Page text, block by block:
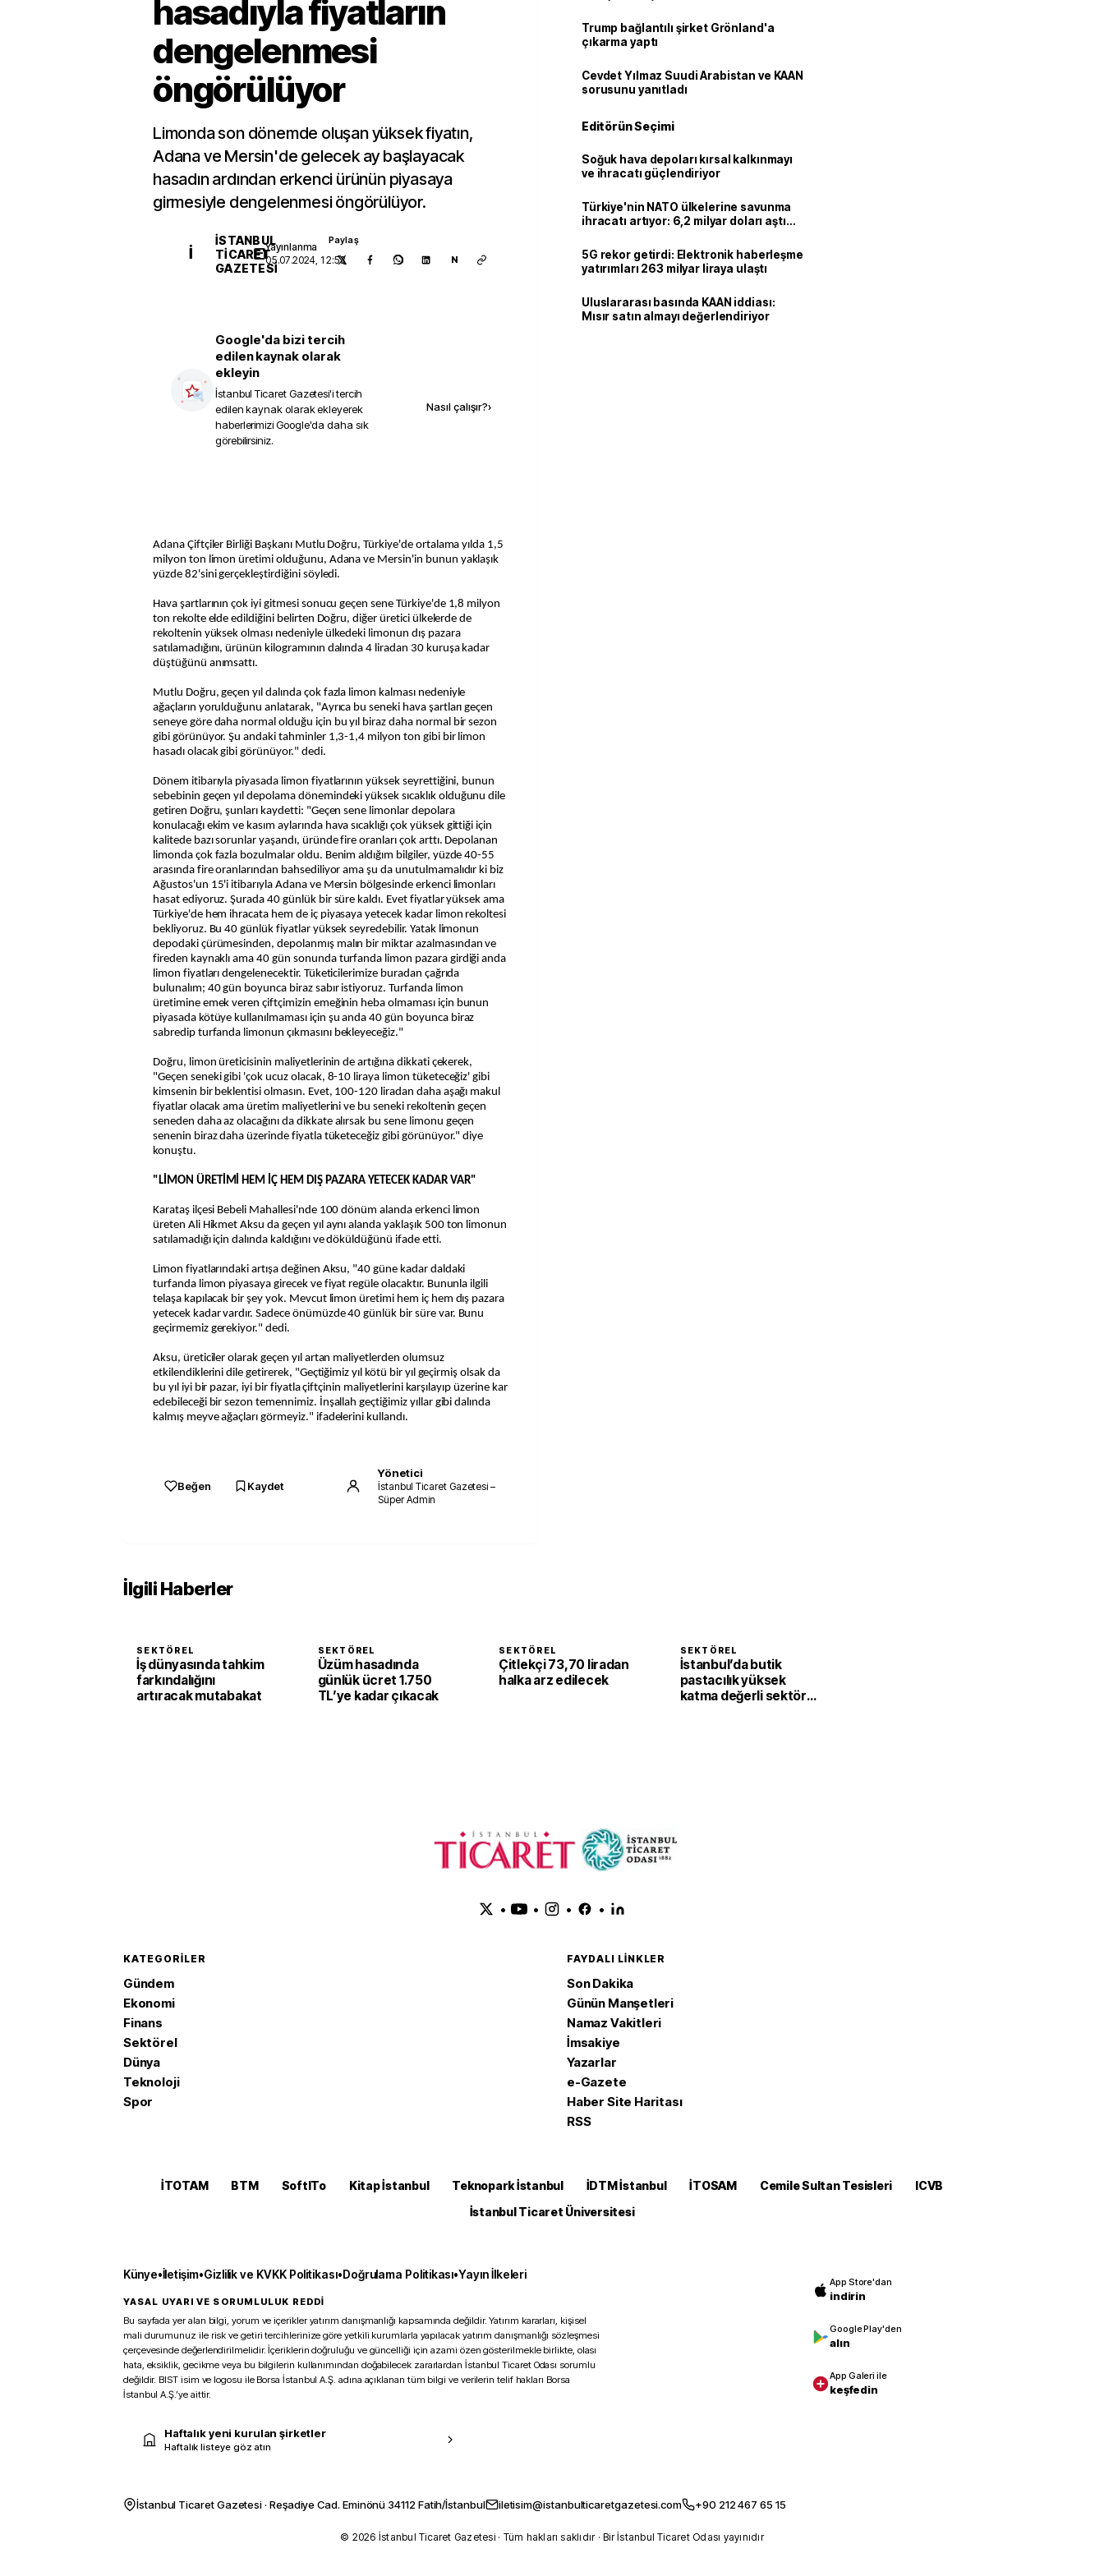
hasadıyla fiyatların
dengelenmesi
öngörülüyor
Limonda son dönemde oluşan yüksek fiyatın,
Adana ve Mersin'de gelecek ay başlayacak
hasadın ardından erkenci ürünün piyasaya
girmesiyle dengelenmesi öngörülüyor.
İ
İSTANBUL
TICARET
GAZETESI
Yayınlanma
05.07.2024, 12:53
Paylaş
N
Google'da bizi tercih
edilen kaynak olarak
ekleyin
İstanbul Ticaret Gazetesi'i tercih
edilen kaynak olarak ekleyerek
haberlerimizi Google'da daha sık
görebilirsiniz.
Nasıl çalışır?›
Adana Çiftçiler Birliği Başkanı Mutlu Doğru, Türkiye'de ortalama yılda 1,5
milyon ton limon üretimi olduğunu, Adana ve Mersin'in bunun yaklaşık
yüzde 82'sini gerçekleştirdiğini söyledi.
Hava şartlarının çok iyi gitmesi sonucu geçen sene Türkiye'de 1,8 milyon
ton rekolte elde edildiğini belirten Doğru, diğer üretici ülkelerde de
rekoltenin yüksek olması nedeniyle ülkedeki limonun dış pazara
satılamadığını, ürünün kilogramının dalında 4 liradan 30 kuruşa kadar
düştüğünü anımsattı.
Mutlu Doğru, geçen yıl dalında çok fazla limon kalması nedeniyle
ağaçların yorulduğunu anlatarak, "Ayrıca bu seneki hava şartları geçen
seneye göre daha normal olduğu için bu yıl biraz daha normal bir sezon
gibi görünüyor. Şu andaki tahminler 1,3-1,4 milyon ton gibi bir limon
hasadı olacak gibi görünüyor." dedi.
Dönem itibarıyla piyasada limon fiyatlarının yüksek seyrettiğini, bunun
sebebinin geçen yıl depolama dönemindeki yüksek sıcaklık olduğunu dile
getiren Doğru, şunları kaydetti: "Geçen sene limonlar depolara
konulacağı ekim ve kasım aylarında hava sıcaklığı çok yüksek gittiği için
kalitede bazı sorunlar yaşandı, üründe fire oranları çok arttı. Depolanan
limonda çok fazla bozulmalar oldu. Benim aldığım bilgiler, yüzde 40-55
arasında fire oranlarından bahsediliyor ama şu da unutulmamalıdır ki biz
Ağustos'un 15'i itibarıyla Adana ve Mersin bölgesinde erkenci limonları
hasat ediyoruz. Şurada 40 günlük bir süre kaldı. Evet fiyatlar yüksek ama
Türkiye'de hem ihracata hem de iç piyasaya yetecek kadar limon rekoltesi
bekliyoruz. Bu 40 günlük fiyatlar yüksek seyredebilir. Yatak limonun
depodaki çürümesinden, depolanmış malın bir miktar azalmasından ve
fireden kaynaklı ama 40 gün sonunda turfanda limon pazara girdiği anda
limon fiyatları dengelenecektir. Tüketicilerimize buradan çağrıda
bulunalım; 40 gün boyunca biraz sabır istiyoruz. Turfanda limon
üretimine emek veren çiftçimizin emeğinin heba olmaması için bunun
piyasada kötüye kullanılmaması için şu anda 40 gün boyunca biraz
sabredip turfanda limonun çıkmasını bekleyeceğiz."
Doğru, limon üreticisinin maliyetlerinin de artığına dikkati çekerek,
"Geçen seneki gibi 'çok ucuz olacak, 8-10 liraya limon tüketeceğiz' gibi
kimsenin bir beklentisi olmasın. Evet, 100-120 liradan daha aşağı makul
fiyatlar olacak ama üretim maliyetlerini ve bu seneki rekoltenin geçen
seneden daha az olacağını da dikkate alırsak bu sene limonu geçen
senenin biraz daha üzerinde fiyatla tüketeceğiz gibi görünüyor." diye
konuştu.
"LİMON ÜRETİMİ HEM İÇ HEM DIŞ PAZARA YETECEK KADAR VAR"
Karataş ilçesi Bebeli Mahallesi'nde 100 dönüm alanda erkenci limon
üreten Ali Hikmet Aksu da geçen yıl aynı alanda yaklaşık 500 ton limonun
satılamadığı için dalında kaldığını ve döküldüğünü ifade etti.
Limon fiyatlarındaki artışa değinen Aksu, "40 güne kadar daldaki
turfanda limon piyasaya girecek ve fiyat regüle olacaktır. Bununla ilgili
telaşa kapılacak bir şey yok. Mevcut limon üretimi hem iç hem dış pazara
yetecek kadar vardır. Sadece önümüzde 40 günlük bir süre var. Bunu
geçirmemiz gerekiyor." dedi.
Aksu, üreticiler olarak geçen yıl artan maliyetlerden olumsuz
etkilendiklerini dile getirerek, "Geçtiğimiz yıl kötü bir yıl geçirmiş olsak da
bu yıl iyi bir pazar, iyi bir fiyatla çiftçinin maliyetlerini karşılayıp üzerine kar
edebileceği bir sezon temennimiz. İnşallah geçtiğimiz yıllar gibi dalında
kalmış meyve ağaçları görmeyiz." ifadelerini kullandı.
Beğen Kaydet
Yönetici
İstanbul Ticaret Gazetesi –
Süper Admin
Trump bağlantılı şirket Grönland'a
çıkarma yaptı
Cevdet Yılmaz Suudi Arabistan ve KAAN
sorusunu yanıtladı
Editörün Seçimi
Soğuk hava depoları kırsal kalkınmayı
ve ihracatı güçlendiriyor
Türkiye'nin NATO ülkelerine savunma
ihracatı artıyor: 6,2 milyar doları aştı
5G rekor getirdi: Elektronik haberleşme
yatırımları 263 milyar liraya ulaştı
Uluslararası basında KAAN iddiası:
Mısır satın almayı değerlendiriyor
İlgili Haberler
SEKTÖREL
İş dünyasında tahkim
farkındalığını
artıracak mutabakat
SEKTÖREL
Üzüm hasadında
günlük ücret 1.750
TL’ye kadar çıkacak
SEKTÖREL
Çitlekçi 73,70 liradan
halka arz edilecek
SEKTÖREL
İstanbul’da butik
pastacılık yüksek
katma değerli sektöre
• • • •
KATEGORILER
Gündem
Ekonomi
Finans
Sektörel
Dünya
Teknoloji
Spor
FAYDALI LINKLER
Son Dakika
Günün Manşetleri
Namaz Vakitleri
İmsakiye
Yazarlar
e-Gazete
Haber Site Haritası
RSS
İTOTAM BTM SoftITo Kitap İstanbul Teknopark İstanbul İDTM İstanbul İTOSAM Cemile Sultan Tesisleri
ICVB
İstanbul Ticaret Üniversitesi
Künye•İletişim•Gizlilik ve KVKK Politikası•Doğrulama Politikası•Yayın İlkeleri
YASAL UYARI VE SORUMLULUK REDDİ
Bu sayfada yer alan bilgi, yorum ve içerikler yatırım danışmanlığı kapsamında değildir. Yatırım kararları, kişisel
mali durumunuz ile risk ve getiri tercihlerinize göre yetkili kurumlarla yapılacak yatırım danışmanlığı sözleşmesi
çerçevesinde değerlendirilmelidir. İçeriklerin doğruluğu ve güncelliği için azami özen gösterilmekle birlikte, olası
hata, eksiklik, gecikme veya bu bilgilerin kullanımından doğabilecek zararlardan İstanbul Ticaret Odası sorumlu
değildir. BIST isim ve logosu ile Borsa İstanbul A.Ş. adına açıklanan tüm bilgi ve verilerin telif hakları Borsa
İstanbul A.Ş.’ye aittir.
Haftalık yeni kurulan şirketler
Haftalık listeye göz atın
App Store'dan
indirin
Google Play'den
alın
App Galeri ile
keşfedin
İstanbul Ticaret Gazetesi · Reşadiye Cad. Eminönü 34112 Fatih/İstanbul iletisim@istanbulticaretgazetesi.com +90 212 467 65 15
© 2026 İstanbul Ticaret Gazetesi · Tüm hakları saklıdır · Bir İstanbul Ticaret Odası yayınıdır